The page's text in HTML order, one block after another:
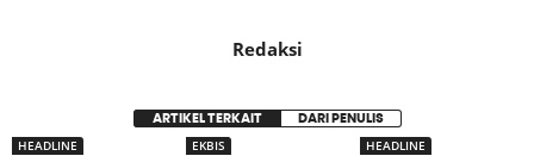
Redaksi
ARTIKEL TERKAIT DARI PENULIS
HEADLINE EKBIS HEADLINE